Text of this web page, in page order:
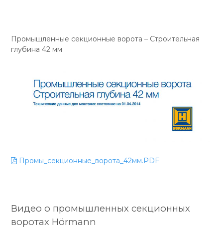
Промышленные секционные ворота – Строительная
глубина 42 мм
Промы_секционные_ворота_42мм.PDF
Видео о промышленных секционных
воротах Hörmann